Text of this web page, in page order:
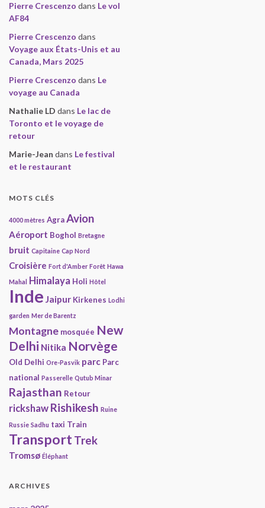
Pierre Crescenzo dans Le vol
AF84
Pierre Crescenzo dans
Voyage aux États-Unis et au
Canada, Mars 2025
Pierre Crescenzo dans Le
voyage au Canada
Nathalie LD dans Le lac de
Toronto et le voyage de
retour
Marie-Jean dans Le festival
et le restaurant
MOTS CLÉS
4000 mètres AgraAvion
Aéroport Boghol Bretagne
bruit Capitaine Cap Nord
Croisière Fort d'Amber Forêt Hawa
Mahal
Himalaya Holi Hôtel
Inde Jaipur Kirkenes Lodhi
garden Mer de Barentz
Montagne mosquée New
Delhi Nitika Norvège
Old Delhi Ore-Pasvik parc Parc
national Passerelle Qutub Minar
Rajasthan Retour
rickshaw Rishikesh Ruine
Russie Sadhu taxi Train
Transport Trek
Tromsø Éléphant
ARCHIVES